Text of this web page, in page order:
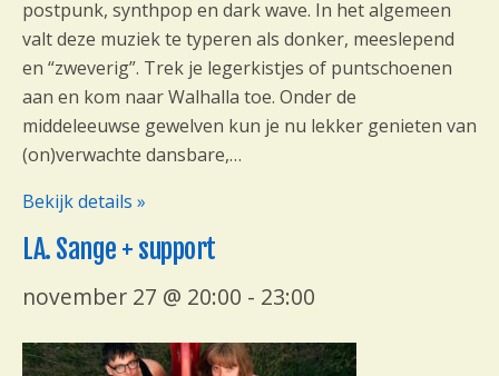
postpunk, synthpop en dark wave. In het algemeen
valt deze muziek te typeren als donker, meeslepend
en “zweverig”. Trek je legerkistjes of puntschoenen
aan en kom naar Walhalla toe. Onder de
middeleeuwse gewelven kun je nu lekker genieten van
(on)verwachte dansbare,…
Bekijk details »
LA. Sange + support
november 27 @ 20:00 - 23:00